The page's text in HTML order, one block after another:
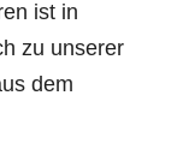
ist in
zu unserer
dem